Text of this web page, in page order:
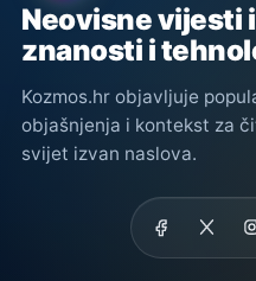
Neovisne vijesti
znanosti i
Kozmos.hr objavljuje
objašnjenja i kontekst za
svijet izvan naslova.